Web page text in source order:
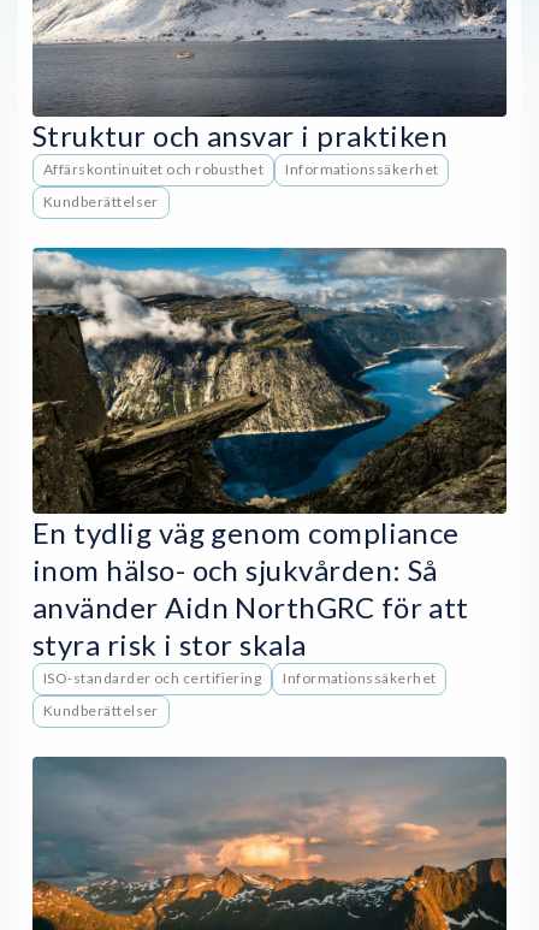
Struktur och ansvar i praktiken
Affärskontinuitet och robusthet
Informationssäkerhet
Kundberättelser
En tydlig väg genom compliance
inom hälso- och sjukvården: Så
använder Aidn NorthGRC för att
styra risk i stor skala
ISO-standarder och certifiering
Informationssäkerhet
Kundberättelser